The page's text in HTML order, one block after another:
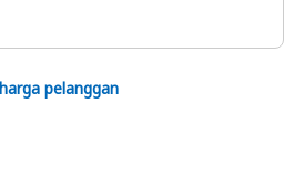
pelanggan